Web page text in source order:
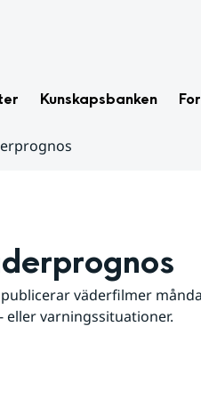
Kunskapsbanken
väderfilmer
eller varningssituationer.